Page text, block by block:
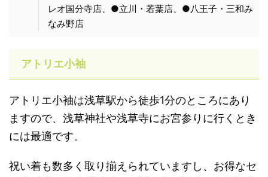
レオ国分寺店、●立川・若葉店、●八王子・三和み
なみ野店
アトリエ小袖
アトリエ小袖は浅草駅から徒歩1分のところにあり
ますので、浅草神社や浅草寺にお宮参りに行くとき
には最適です。
祝い着も数多く取り揃えられていますし、お得なセ